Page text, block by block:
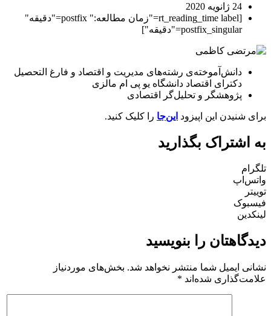
24 ژانویه 2020
[rt_reading_time label="زمان مطالعه:" postfix="دقیقه"
postfix_singular="دقیقه"]
دانش‌آموخته‌ی رشته‌های مدیریت و اقتصاد و فارغ التحصیل
دکترای اقتصاد دانشگاه یو پی ام مالزی
پژوهشگر و تحلیل‌گر اقتصادی
برای شنیدن این اپیزود این‌جا را کلیک کنید.
به اشتراک بگذارید
تلگرام
واتس‌اپ
توییتر
فیسبوک
لینکدین
دیدگاهتان را بنویسید
نشانی ایمیل شما منتشر نخواهد شد. بخش‌های موردنیاز
علامت‌گذاری شده‌اند *